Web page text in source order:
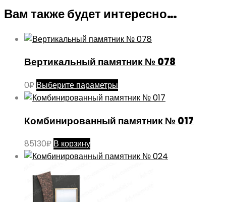
Вам также будет интересно…
Вертикальный памятник № 078
0₽ Выберите параметры
товар
несколько
можно
Комбинированный памятник № 017
85130₽ В корзину